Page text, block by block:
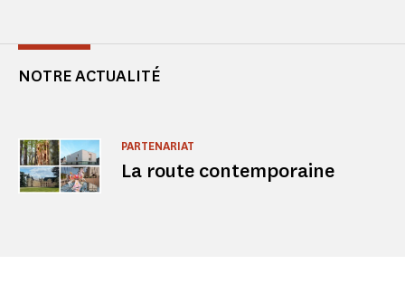
NOTRE ACTUALITÉ
La route contemporaine
PARTENARIAT